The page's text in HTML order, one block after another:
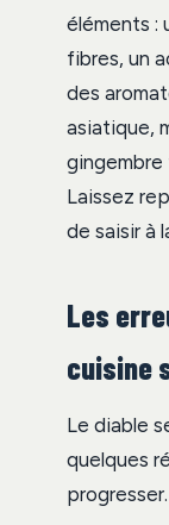
éléments :
fibres, un
des
asiatique,
gingembre
Laissez
de saisir à
Les
cuisine
Le diable
quelques
progresser.